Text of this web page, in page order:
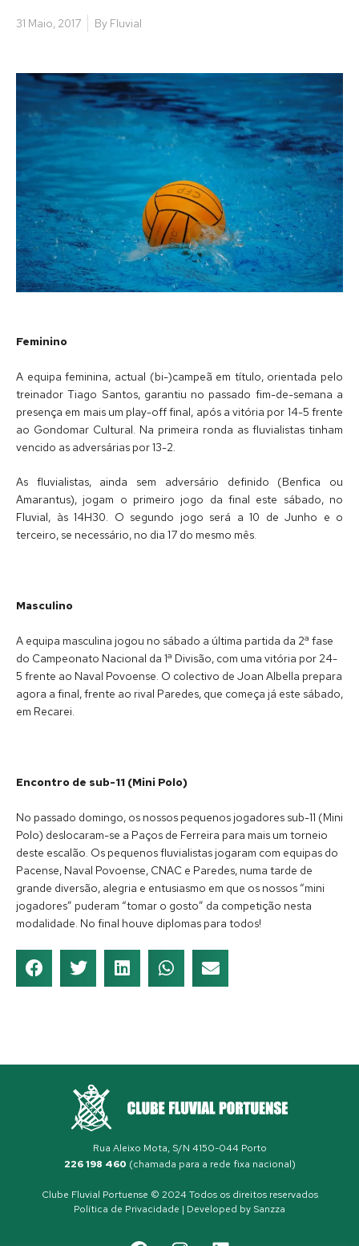
31 Maio, 2017 By Fluvial
Feminino
A equipa feminina, actual (bi-)campeã em título, orientada pelo
treinador Tiago Santos, garantiu no passado fim-de-semana a
presença em mais um play-off final, após a vitória por 14-5 frente
ao Gondomar Cultural. Na primeira ronda as fluvialistas tinham
vencido as adversárias por 13-2.
As fluvialistas, ainda sem adversário definido (Benfica ou
Amarantus), jogam o primeiro jogo da final este sábado, no
Fluvial, às 14H30. O segundo jogo será a 10 de Junho e o
terceiro, se necessário, no dia 17 do mesmo mês.
Masculino
A equipa masculina jogou no sábado a última partida da 2ª fase
do Campeonato Nacional da 1ª Divisão, com uma vitória por 24-
5 frente ao Naval Povoense. O colectivo de Joan Albella prepara
agora a final, frente ao rival Paredes, que começa já este sábado,
em Recarei.
Encontro de sub-11 (Mini Polo)
No passado domingo, os nossos pequenos jogadores sub-11 (Mini
Polo) deslocaram-se a Paços de Ferreira para mais um torneio
deste escalão. Os pequenos fluvialistas jogaram com equipas do
Pacense, Naval Povoense, CNAC e Paredes, numa tarde de
grande diversão, alegria e entusiasmo em que os nossos “mini
jogadores” puderam “tomar o gosto” da competição nesta
modalidade. No final houve diplomas para todos!
Rua Aleixo Mota, S/N 4150-044 Porto
226 198 460 (chamada para a rede fixa nacional)
Clube Fluvial Portuense © 2024 Todos os direitos reservados
Política de Privacidade | Developed by Sanzza